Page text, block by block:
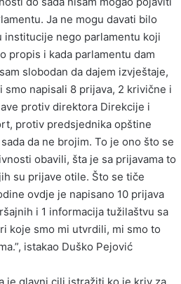
Ja ne mogu davati bilo
institucije nego parlamentu koji
propis i kada parlamentu dam
slobodan da dajem izvještaje,
smo napisali 8 prijava, 2 krivične i
protiv direktora Direkcije i
protiv predsjednika opštine
da ne brojim. To je ono što se
obavili, šta je sa prijavama to
su prijave otile. Što se tiče
ovdje je napisano 10 prijava
i 1 informacija tužilaštvu sa
koje smo mi utvrdili, mi smo to
istakao Duško Pejović
je glavni cilj istražiti ko je kriv za